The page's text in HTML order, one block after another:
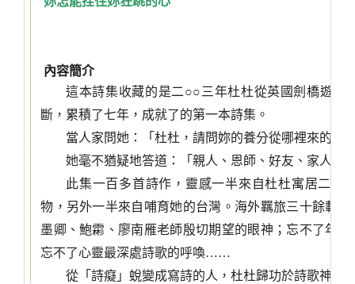
內容簡介
這本詩集收藏的是二○○ 三年杜杜從英國劍橋遊學
斷，累積了七年，成就了的第一本詩集。
當人家問她：「杜杜，請問妳的養分從哪裡來的？
她毫不猶疑地答道：「親人、恩師、好友、家人、
此集一百多首詩作，靈感一半來自杜杜寓居二十
物，另外一半來自哺育她的台灣。海外羈旅三十餘載
墨卿、鮑霦、廖南雁老師殷切期望的眼神；忘不了年
忘不了心靈最深處詩歌的呼喚……
從「詩癡」蛻變成寫詩的人，杜杜歸功於詩歌神奇